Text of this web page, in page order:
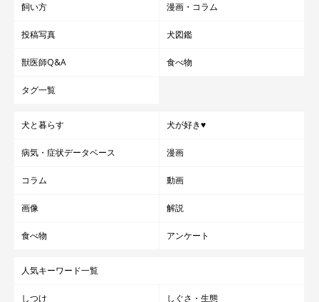
飼い方 漫画・コラム
投稿写真 犬図鑑
獣医師Q&A 食べ物
タグ一覧
犬と暮らす 犬が好き♥
病気・症状データベース 漫画
コラム 動画
画像 解説
食べ物 アンケート
人気キーワード一覧
しつけ しぐさ・生態